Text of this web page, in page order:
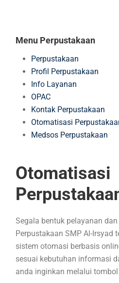
Menu Perpustakaan
Perpustakaan
Profil Perpustakaan
Info Layanan
OPAC
Kontak Perpustakaan
Otomatisasi
Medsos Perpustakaan
Otomatisasi
Segala bentuk pelayanan
Perpustakaan SMP Al-Irsyad
sistem otomasi berbasis
sesuai kebutuhan informasi
anda inginkan melalui